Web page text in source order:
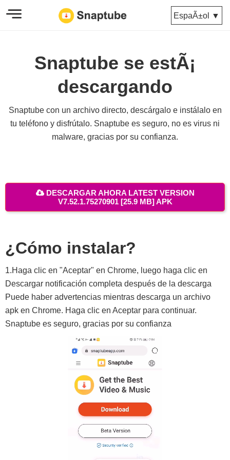
EspaÃ±ol ▼
Snaptube se estÃ¡
descargando
Snaptube con un archivo directo, descárgalo e instálalo en
tu teléfono y disfrútalo. Snaptube es seguro, no es virus ni
malware, gracias por su confianza.
DESCARGAR AHORA LATEST VERSION
V7.52.1.75270901 [25.9 MB] APK
¿Cómo instalar?
1.Haga clic en "Aceptar" en Chrome, luego haga clic en
Descargar notificación completa después de la descarga
Puede haber advertencias mientras descarga un archivo
apk en Chrome. Haga clic en Aceptar para continuar.
Snaptube es seguro, gracias por su confianza